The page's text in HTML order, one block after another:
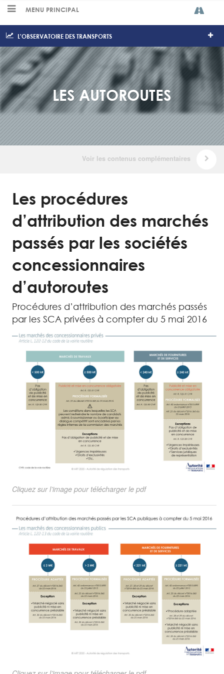
MENU PRINCIPAL
L'OBSERVATOIRE DES TRANSPORTS
LES AUTOROUTES
Les procédures
d’attribution des marchés
passés par les sociétés
concessionnaires
d’autoroutes
Procédures d’attribution des marchés passés
par les SCA privées à compter du 5 mai 2016
Cliquez sur l’image pour télécharger le pdf